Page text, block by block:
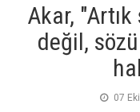
Akar,
değil,
07